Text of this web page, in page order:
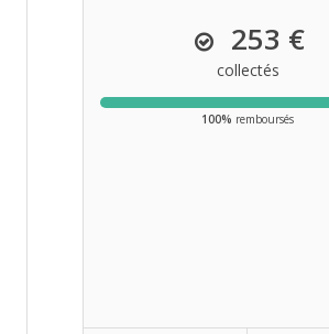
253 €
collectés
100% remboursés